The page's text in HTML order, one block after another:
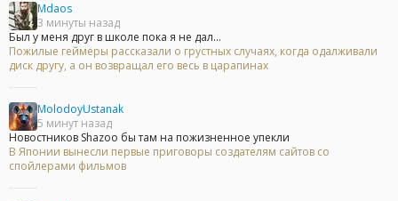
Mdaos
3 минуты назад
Был у меня друг в школе пока я не дал...
Пожилые геймеры рассказали о грустных случаях, когда одалживали
диск другу, а он возвращал его весь в царапинах
MolodoyUstanak
5 минут назад
Новостников Shazoo бы там на пожизненное упекли
В Японии вынесли первые приговоры создателям сайтов со
спойлерами фильмов